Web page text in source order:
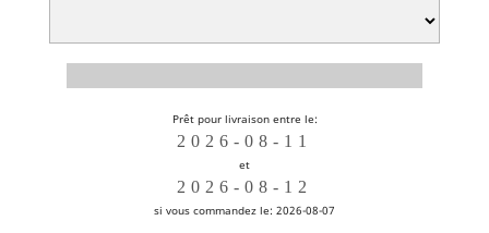
Prêt pour livraison entre le:
et
si vous commandez le: 2026-08-07